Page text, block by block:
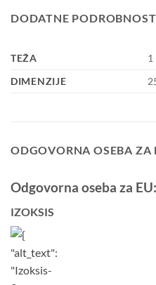
DODATNE
TEŽA
1
DIMENZIJE
ODGOVORNA OSEBA ZA
Odgovorna oseba za EU:
IZOKSIS